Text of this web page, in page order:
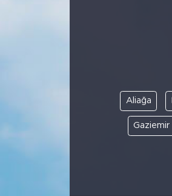
Aliağa
Gaziemir